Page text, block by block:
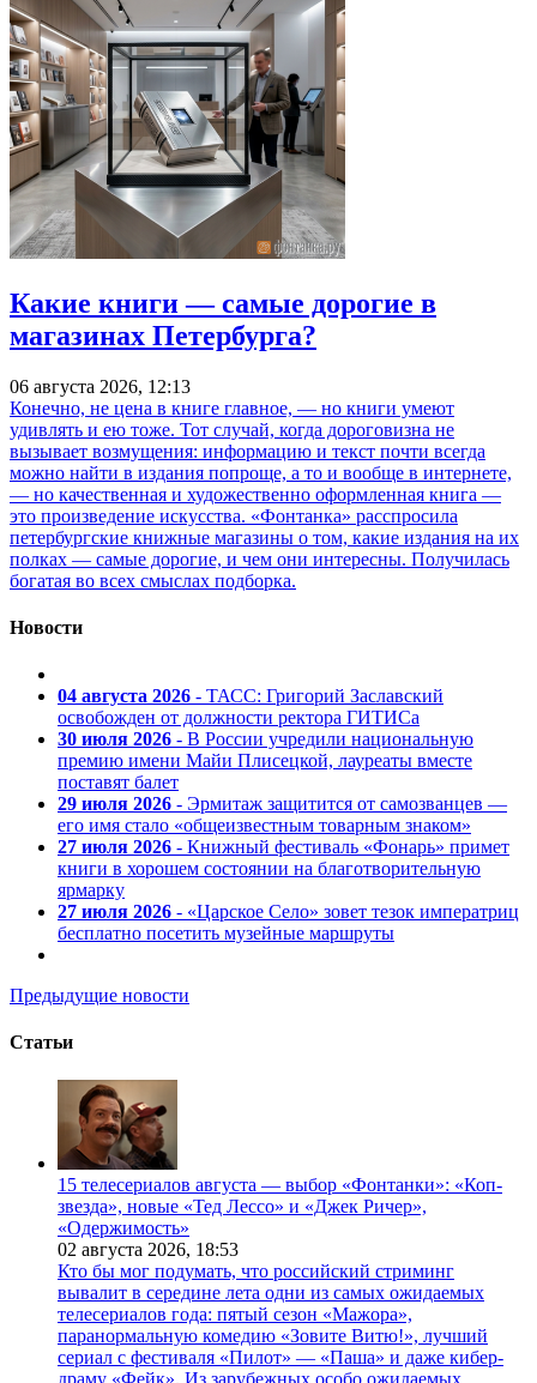
Какие книги — самые дорогие в
магазинах Петербурга?
06 августа 2026, 12:13
Конечно, не цена в книге главное, — но книги умеют
удивлять и ею тоже. Тот случай, когда дороговизна не
вызывает возмущения: информацию и текст почти всегда
можно найти в издания попроще, а то и вообще в интернете,
— но качественная и художественно оформленная книга —
это произведение искусства. «Фонтанка» расспросила
петербургские книжные магазины о том, какие издания на их
полках — самые дорогие, и чем они интересны. Получилась
богатая во всех смыслах подборка.
Новости
04 августа 2026 - ТАСС: Григорий Заславский
освобожден от должности ректора ГИТИСа
30 июля 2026 - В России учредили национальную
премию имени Майи Плисецкой, лауреаты вместе
поставят балет
29 июля 2026 - Эрмитаж защитится от самозванцев —
его имя стало «общеизвестным товарным знаком»
27 июля 2026 - Книжный фестиваль «Фонарь» примет
книги в хорошем состоянии на благотворительную
ярмарку
27 июля 2026 - «Царское Село» зовет тезок императриц
бесплатно посетить музейные маршруты
Предыдущие новости
Статьи
15 телесериалов августа — выбор «Фонтанки»: «Коп-
звезда», новые «Тед Лессо» и «Джек Ричер»,
«Одержимость»
02 августа 2026, 18:53
Кто бы мог подумать, что российский стриминг
вывалит в середине лета одни из самых ожидаемых
телесериалов года: пятый сезон «Мажора»,
паранормальную комедию «Зовите Витю!», лучший
сериал с фестиваля «Пилот» — «Паша» и даже кибер-
драму «Фейк». Из зарубежных особо ожидаемых